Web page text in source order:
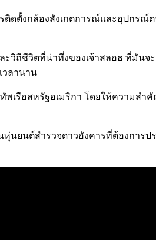
ตั้งกล้องสังเกตการณ์และอุปกรณ์
ชีวิตที่น่าทึ่งของเจ้าสลอธ ที่มันจะ
วลานาน
เรือสหรัฐอเมริกา โดยให้ความ
ยนต์สำรวจดาวอังคารที่ต้องการ